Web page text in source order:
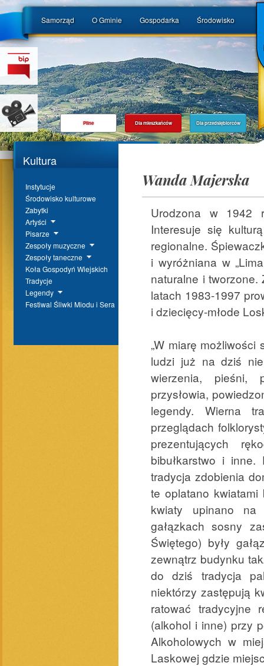
Samorząd O Gminie Gospodarka Środowisko
Pilne Dla mieszkańców Dla przedsiębiorców
Kultura
Instytucje
Środowisko kulturowe
Zabytki
Artyści
Pisarze
Zespoły muzyczne
Zespoły taneczne
Koła Gospodyń Wiejskich
Tradycje
Legendy
Festiwal Śliwki Miodu i Sera
Wanda Majerska
Urodzona w 1942
Interesuje się
regionalne.
i wyróżniana w
naturalne i
latach 1983-1997
i dziecięcy-młode
„W miarę
ludzi już na dziś
wierzenia, pieśni,
przysłowia,
legendy. Wierna
przeglądach
prezentujących
bibułkarstwo i
tradycja zdobienia
te oplatano kwiatami
kwiaty upinano na
gałązkach sosny
Świętego) były
zewnątrz budynku
do dziś tradycja
niektórzy zastępują
ratować tradycyjne
(alkohol i inne) przy
Alkoholowych w
Laskowej gdzie